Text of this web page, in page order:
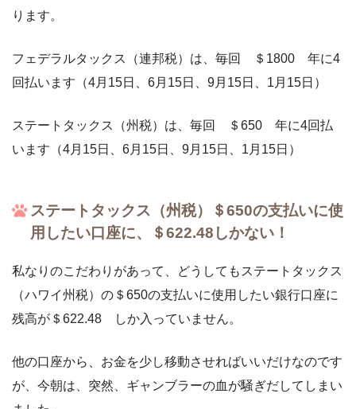
ります。
フェデラルタックス（連邦税）は、毎回 ＄1800 年に4
回払います（4月15日、6月15日、9月15日、1月15日）
ステートタックス（州税）は、毎回 ＄650 年に4回払
います（4月15日、6月15日、9月15日、1月15日）
ステートタックス（州税）＄650の支払いに使
用したい口座に、＄622.48しかない！
私なりのこだわりがあって、どうしてもステートタックス
（ハワイ州税）の＄650の支払いに使用したい銀行口座に
残高が＄622.48 しか入っていません。
他の口座から、お金を少し移動させればいいだけなのです
が、今朝は、突然、ギャンブラーの血が騒ぎだしてしまい